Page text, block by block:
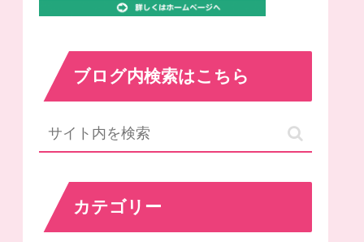
ブログ内検索はこちら
カテゴリー